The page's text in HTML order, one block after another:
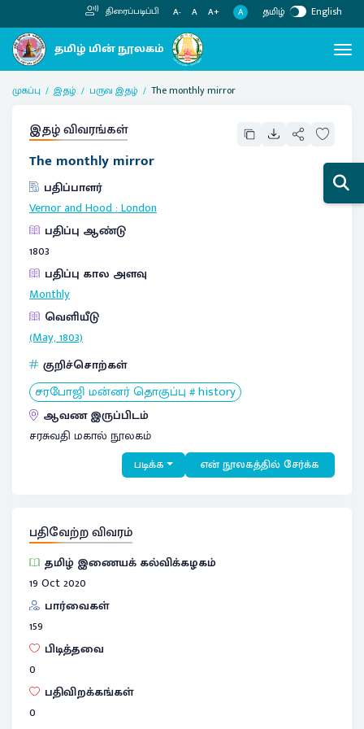
திரைப்படிப்பி A- A A+ A தமிழ் English
முகப்பு இதழ் பருவ இதழ் The monthly mirror
இதழ் விவரங்கள்
The monthly mirror
பதிப்பாளர்
Vernor and Hood:London
பதிப்பு ஆண்டு
1803
பதிப்பு கால அளவு
Monthly
வெளியீடு
(May, 1803)
குறிச்சொற்கள்
சரபோஜி மன்னர் தொகுப்பு # history
ஆவண இருப்பிடம்
சரசுவதி மகால் நூலகம்
படிக்க என் நூலகத்தில் சேர்க்க
பதிவேற்ற விவரம்
தமிழ் இணையக் கல்விக்கழகம்
19 Oct 2020
பார்வைகள்
159
பிடித்தவை
0
பதிவிறக்கங்கள்
0